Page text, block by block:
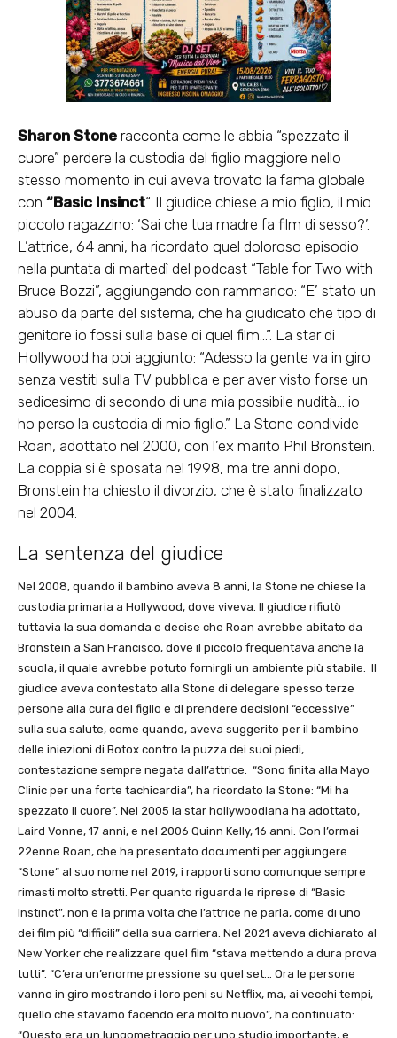
Sharon Stone racconta come le abbia “spezzato il
cuore” perdere la custodia del figlio maggiore nello
stesso momento in cui aveva trovato la fama globale
con “Basic Insinct“. Il giudice chiese a mio figlio, il mio
piccolo ragazzino: ‘Sai che tua madre fa film di sesso?’.
L’attrice, 64 anni, ha ricordato quel doloroso episodio
nella puntata di martedì del podcast “Table for Two with
Bruce Bozzi”, aggiungendo con rammarico: “E’ stato un
abuso da parte del sistema, che ha giudicato che tipo di
genitore io fossi sulla base di quel film…”. La star di
Hollywood ha poi aggiunto: “Adesso la gente va in giro
senza vestiti sulla TV pubblica e per aver visto forse un
sedicesimo di secondo di una mia possibile nudità… io
ho perso la custodia di mio figlio.” La Stone condivide
Roan, adottato nel 2000, con l’ex marito Phil Bronstein.
La coppia si è sposata nel 1998, ma tre anni dopo,
Bronstein ha chiesto il divorzio, che è stato finalizzato
nel 2004.
La sentenza del giudice
Nel 2008, quando il bambino aveva 8 anni, la Stone ne chiese la
custodia primaria a Hollywood, dove viveva. Il giudice rifiutò
tuttavia la sua domanda e decise che Roan avrebbe abitato da
Bronstein a San Francisco, dove il piccolo frequentava anche la
scuola, il quale avrebbe potuto fornirgli un ambiente più stabile. Il
giudice aveva contestato alla Stone di delegare spesso terze
persone alla cura del figlio e di prendere decisioni “eccessive”
sulla sua salute, come quando, aveva suggerito per il bambino
delle iniezioni di Botox contro la puzza dei suoi piedi,
contestazione sempre negata dall’attrice. “Sono finita alla Mayo
Clinic per una forte tachicardia”, ha ricordato la Stone: “Mi ha
spezzato il cuore”. Nel 2005 la star hollywoodiana ha adottato,
Laird Vonne, 17 anni, e nel 2006 Quinn Kelly, 16 anni. Con l’ormai
22enne Roan, che ha presentato documenti per aggiungere
“Stone” al suo nome nel 2019, i rapporti sono comunque sempre
rimasti molto stretti. Per quanto riguarda le riprese di “Basic
Instinct”, non è la prima volta che l’attrice ne parla, come di uno
dei film più “difficili” della sua carriera. Nel 2021 aveva dichiarato al
New Yorker che realizzare quel film “stava mettendo a dura prova
tutti”. “C’era un’enorme pressione su quel set… Ora le persone
vanno in giro mostrando i loro peni su Netflix, ma, ai vecchi tempi,
quello che stavamo facendo era molto nuovo”, ha continuato:
“Questo era un lungometraggio per uno studio importante, e